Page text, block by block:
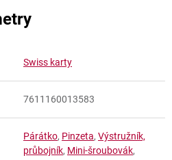
Swiss karty
7611160013583
Párátko, Pinzeta, Výstružník,
průbojník, Mini-šroubovák,